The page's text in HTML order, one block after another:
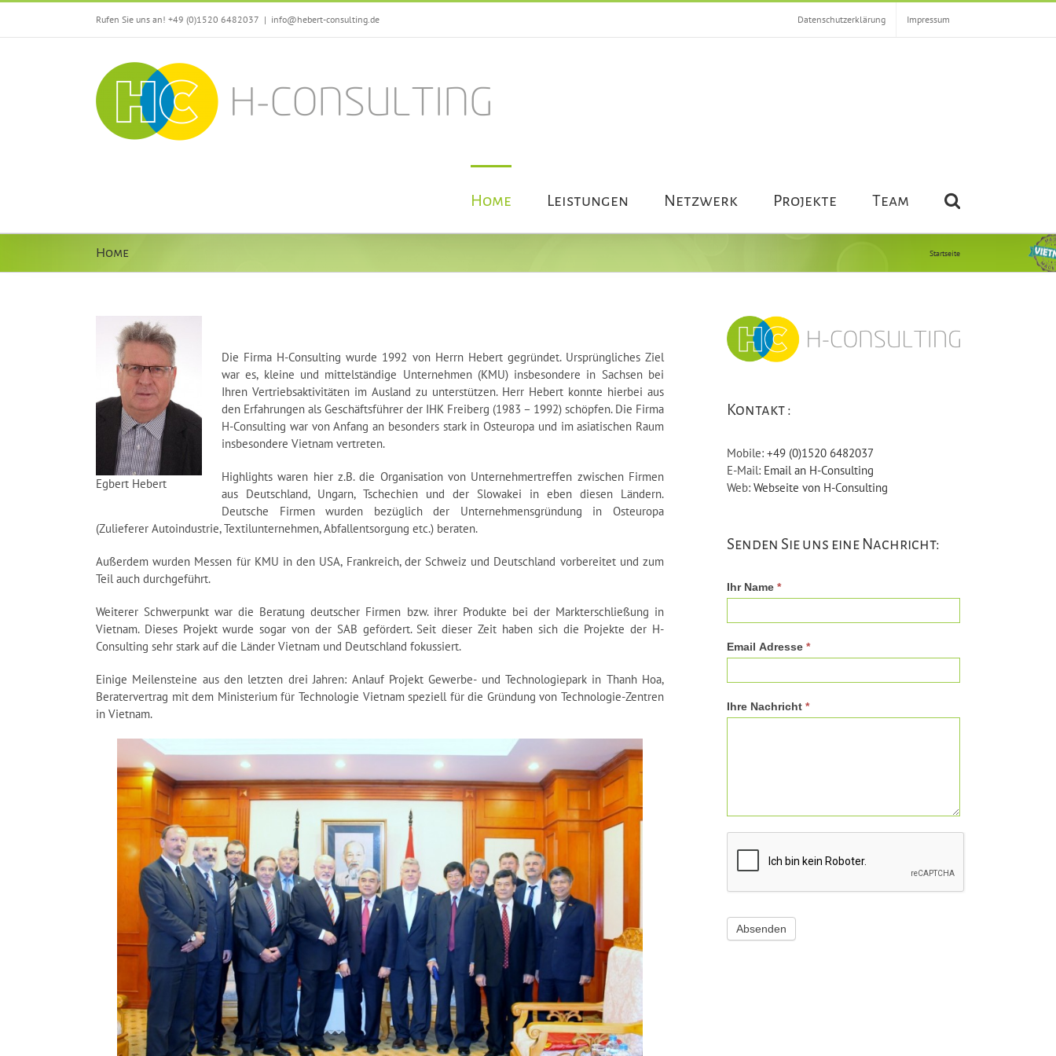
Zum
springen
Rufen Sie uns an! +49 (0)1520 6482037 | info@hebert-consulting.de Datenschutzerklärung Impressum
Home Leistungen Netzwerk Projekte Team
Home Startseite
Egbert Hebert
Die Firma H-Consulting wurde 1992 von Herrn Hebert gegründet. Ursprüngliches Ziel
war es, kleine und mittelständige Unternehmen (KMU) insbesondere in Sachsen bei
Ihren Vertriebsaktivitäten im Ausland zu unterstützen. Herr Hebert konnte hierbei aus
den Erfahrungen als Geschäftsführer der IHK Freiberg (1983 – 1992) schöpfen. Die Firma
H-Consulting war von Anfang an besonders stark in Osteuropa und im asiatischen Raum
insbesondere Vietnam vertreten.
Highlights waren hier z.B. die Organisation von Unternehmertreffen zwischen Firmen
aus Deutschland, Ungarn, Tschechien und der Slowakei in eben diesen Ländern.
Deutsche Firmen wurden bezüglich der Unternehmensgründung in Osteuropa
(Zulieferer Autoindustrie, Textilunternehmen, Abfallentsorgung etc.) beraten.
Außerdem wurden Messen für KMU in den USA, Frankreich, der Schweiz und Deutschland vorbereitet und zum
Teil auch durchgeführt.
Weiterer Schwerpunkt war die Beratung deutscher Firmen bzw. ihrer Produkte bei der Markterschließung in
Vietnam. Dieses Projekt wurde sogar von der SAB gefördert. Seit dieser Zeit haben sich die Projekte der H-
Consulting sehr stark auf die Länder Vietnam und Deutschland fokussiert.
Einige Meilensteine aus den letzten drei Jahren: Anlauf Projekt Gewerbe- und Technologiepark in Thanh Hoa,
Beratervertrag mit dem Ministerium für Technologie Vietnam speziell für die Gründung von Technologie-Zentren
in Vietnam.
Kontakt :
Mobile: +49 (0)1520 6482037
E-Mail: Email an H-Consulting
Web: Webseite von H-Consulting
Senden Sie uns eine Nachricht:
Ihr Name *
Email Adresse *
Ihre Nachricht *